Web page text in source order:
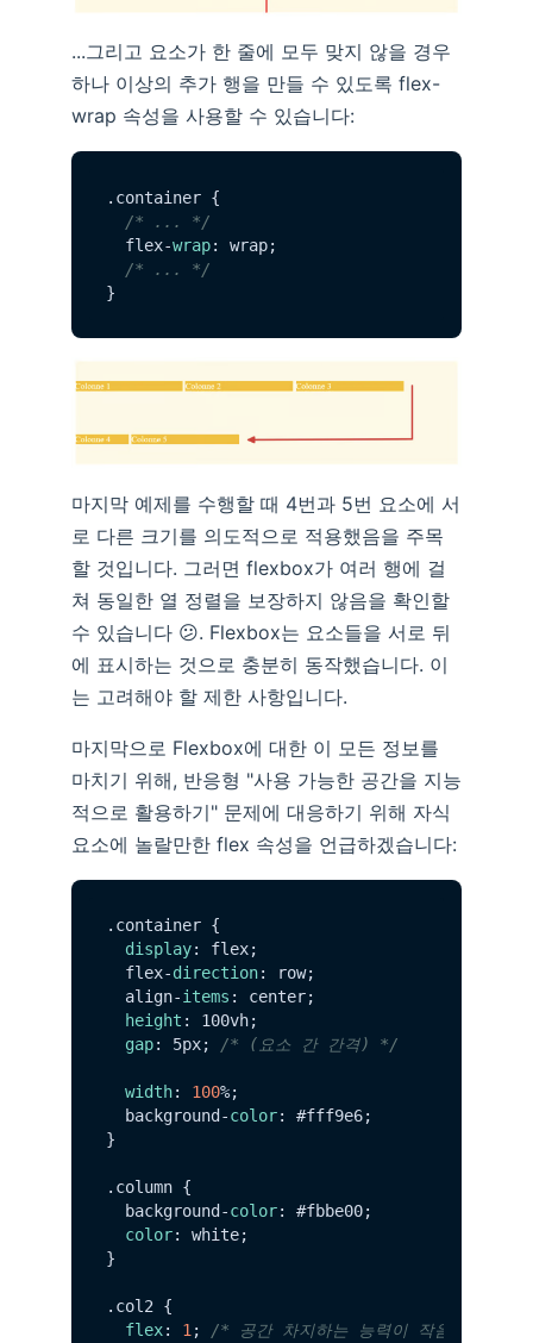
...그리고 요소가 한 줄에 모두 맞지 않을 경우
하나 이상의 추가 행을 만들 수 있도록 flex-
wrap 속성을 사용할 수 있습니다:
. container {
/* ... */
  flex-
wrap: wrap;
/* ... */
마지막 예제를 수행할 때 4번과 5번 요소에 서
로 다른 크기를 의도적으로 적용했음을 주목
할 것입니다. 그러면 flexbox가 여러 행에 걸
쳐 동일한 열 정렬을 보장하지 않음을 확인할
수 있습니다 😕. Flexbox는 요소들을 서로 뒤
에 표시하는 것으로 충분히 동작했습니다. 이
는 고려해야 할 제한 사항입니다.
마지막으로 Flexbox에 대한 이 모든 정보를
마치기 위해, 반응형 "사용 가능한 공간을 지능
적으로 활용하기" 문제에 대응하기 위해 자식
요소에 놀랄만한 flex 속성을 언급하겠습니다:
. container {
display: flex;
  flex-
direction: row;
  align-
items : center;
height : 100vh;
gap: 5px; /* (요소 간 간격) */
width: 100%;
  background-
color: #fff9e6;
}
. column {
  background-
color: #fbbe00;
color: white;
}
. col2 {
flex: 1 ;
/* 공간 차지하는 능력이 작음 */